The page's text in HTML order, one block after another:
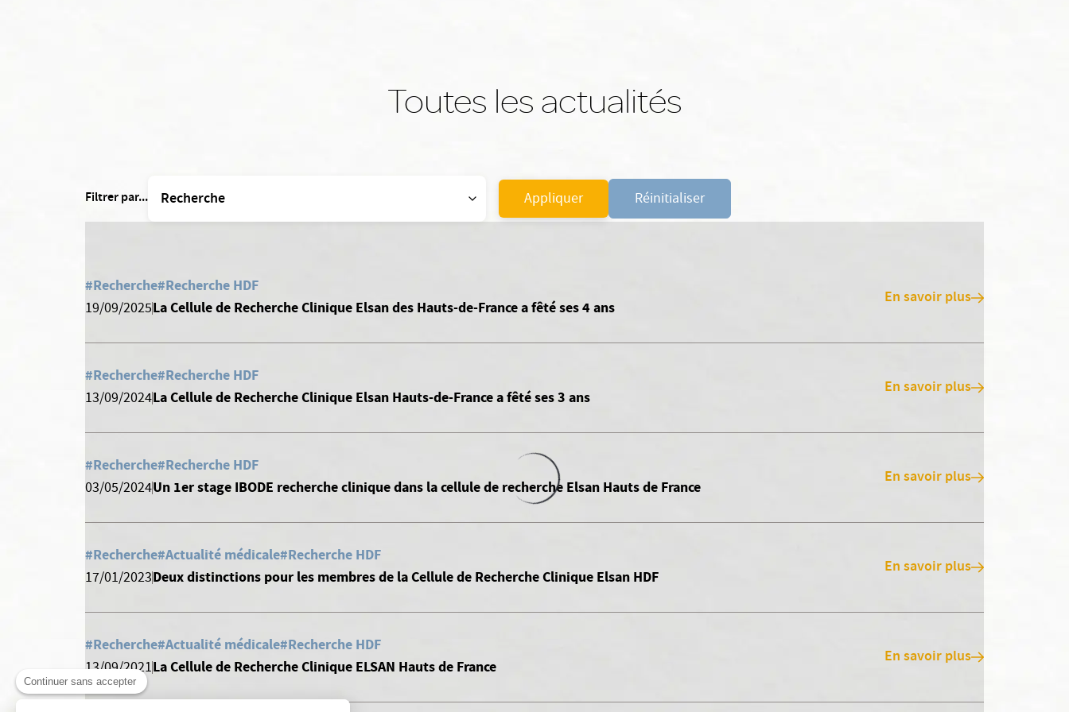
Continuer sans accepter
Toutes les actualités
Filtrer par... Appliquer Réinitialiser
#Recherche#Recherche HDF
19/09/2025La Cellule de Recherche Clinique Elsan des Hauts-de-France a fêté ses 4 ans En savoir plus
#Recherche#Recherche HDF
13/09/2024La Cellule de Recherche Clinique Elsan Hauts-de-France a fêté ses 3 ans En savoir plus
#Recherche#Recherche HDF
03/05/2024Un 1er stage IBODE recherche clinique dans la cellule de recherche Elsan Hauts de France En savoir plus
#Recherche#Actualité médicale#Recherche HDF
17/01/2023Deux distinctions pour les membres de la Cellule de Recherche Clinique Elsan HDF En savoir plus
#Recherche#Actualité médicale#Recherche HDF
13/09/2021La Cellule de Recherche Clinique ELSAN Hauts de France En savoir plus